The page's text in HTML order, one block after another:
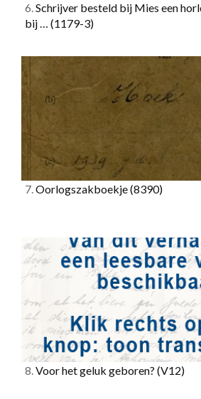
6.Schrijver besteld bij Mies een
bij … (1179-3)
7.Oorlogszakboekje(8390)
8.Voor het geluk geboren? (V12)